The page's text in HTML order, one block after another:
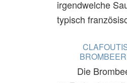
irgendwelche
typisch
Die